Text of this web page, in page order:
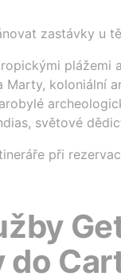
zastávky u
plážemi
Marty, koloniální
světové
při